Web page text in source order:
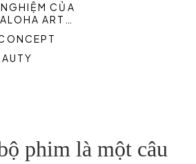
CỦA
ART
phim là một câu